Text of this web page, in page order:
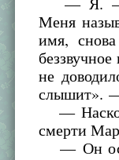
Меня
имя,
не
слышит». —
—
смерти
— Он